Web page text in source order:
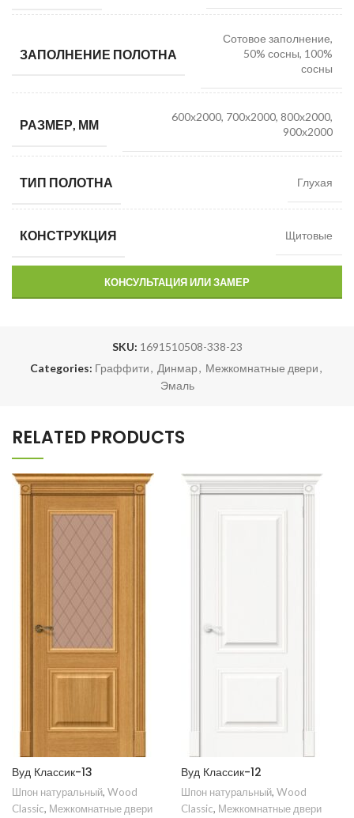
ЗАПОЛНЕНИЕ ПОЛОТНА
Сотовое заполнение,
50% сосны, 100%
сосны
РАЗМЕР, ММ
600х2000, 700х2000, 800х2000,
900х2000
ТИП ПОЛОТНА Глухая
КОНСТРУКЦИЯ Щитовые
КОНСУЛЬТАЦИЯ ИЛИ ЗАМЕР
SKU: 1691510508-338-23
Categories: Граффити, Динмар, Межкомнатные двери,
Эмаль
RELATED PRODUCTS
Вуд Классик-13
Шпон натуральный, Wood
Classic, Межкомнатные двери
Вуд Классик-12
Шпон натуральный, Wood
Classic, Межкомнатные двери